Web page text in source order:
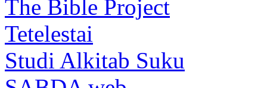
The Bible Project
Tetelestai
Studi Alkitab Suku